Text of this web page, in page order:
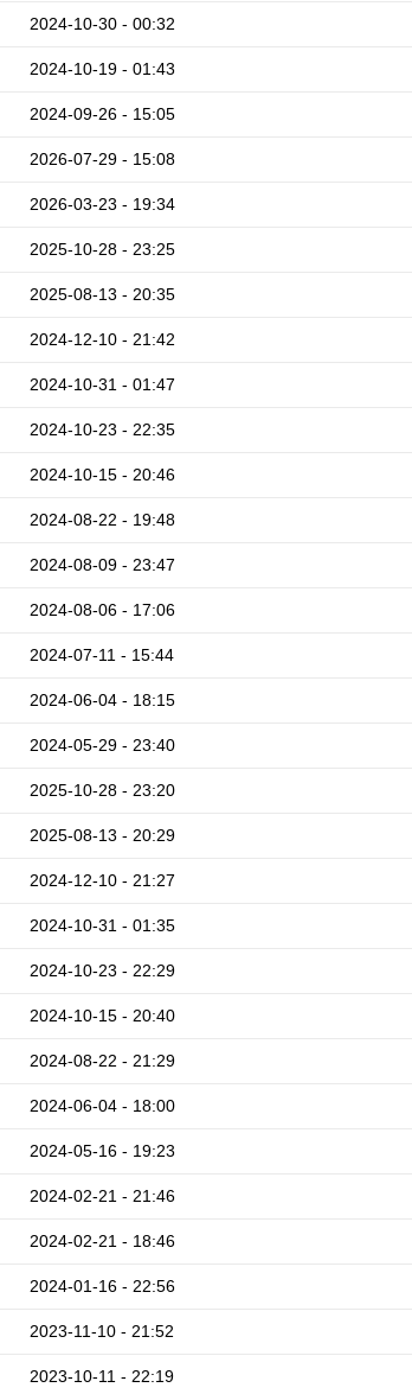
2024-10-30 - 00:32
2024-10-19 - 01:43
2024-09-26 - 15:05
2026-07-29 - 15:08
2026-03-23 - 19:34
2025-10-28 - 23:25
2025-08-13 - 20:35
2024-12-10 - 21:42
2024-10-31 - 01:47
2024-10-23 - 22:35
2024-10-15 - 20:46
2024-08-22 - 19:48
2024-08-09 - 23:47
2024-08-06 - 17:06
2024-07-11 - 15:44
2024-06-04 - 18:15
2024-05-29 - 23:40
2025-10-28 - 23:20
2025-08-13 - 20:29
2024-12-10 - 21:27
2024-10-31 - 01:35
2024-10-23 - 22:29
2024-10-15 - 20:40
2024-08-22 - 21:29
2024-06-04 - 18:00
2024-05-16 - 19:23
2024-02-21 - 21:46
2024-02-21 - 18:46
2024-01-16 - 22:56
2023-11-10 - 21:52
2023-10-11 - 22:19